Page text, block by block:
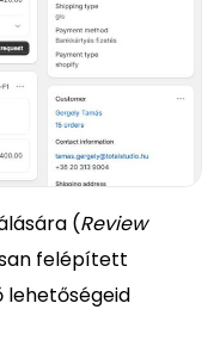
(Review
felépített
lehetőségeid